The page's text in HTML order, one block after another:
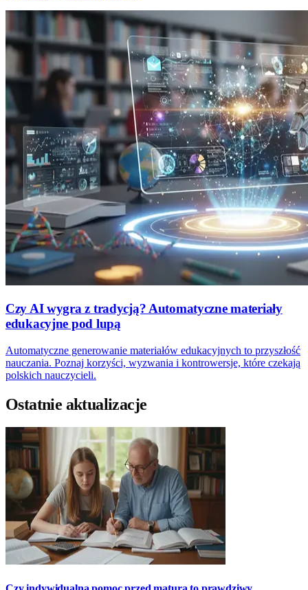
Czy AI wygra z tradycją? Automatyczne materiały
edukacyjne pod lupą
Automatyczne generowanie materiałów edukacyjnych to przyszłość
nauczania. Poznaj korzyści, wyzwania i kontrowersje, które czekają
polskich nauczycieli.
Ostatnie aktualizacje